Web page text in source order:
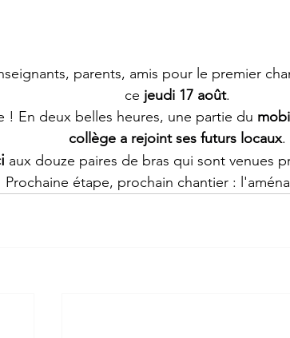
parents, amis pour le premier
ce jeudi 17 août.
! En deux belles heures, une partie du
collège a rejoint ses futurs locaux.
aux douze paires de bras qui sont venues
Prochaine étape, prochain chantier :